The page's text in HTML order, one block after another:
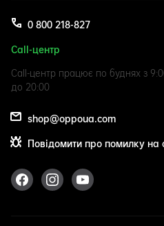
0 800 218-827
Call-центр
Call-центр працює по буднях з
до 20:00
shop@oppoua.com
Повідомити про помилку на